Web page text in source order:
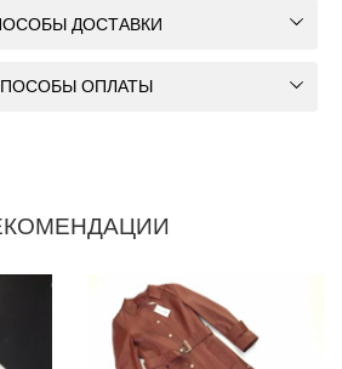
ДОСТАВКИ
ОПЛАТЫ